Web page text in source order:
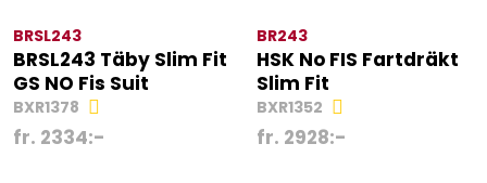
BRSL243
BRSL243 Täby Slim Fit
GS NO Fis Suit
BXR1378
fr. 2334:-
BR243
HSK No FIS Fartdräkt
Slim Fit
BXR1352
fr. 2928:-